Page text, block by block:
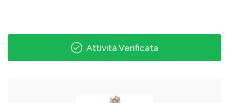
Attività Verificata